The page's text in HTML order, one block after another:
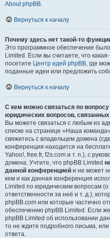
About phpBB.
Вернуться к началу
Почему здесь нет такой-то
Это программное обеспечение
Limited. Если вы считаете, что
посетите Центр идей phpBB, где
поданные идеи или предложить
Вернуться к началу
С кем можно связаться по
юридических вопросов,
Вы можете связаться с любым из
списке на странице «Наша
свяжитесь с владельцем домена
конференция находится на
Yahoo!, free.fr, f2s.com и т. п.), с
домена. Учтите, что phpBB Limited
данной конференцией и не может
кем и как данная конференция
Limited по юридическим вопросам
ответственности за неё и т. д.),
phpBB.com или которые частично
обеспечению phpBB Limited. Если
phpBB Limited об использовании
то не ждите подробного письма,
ответа.